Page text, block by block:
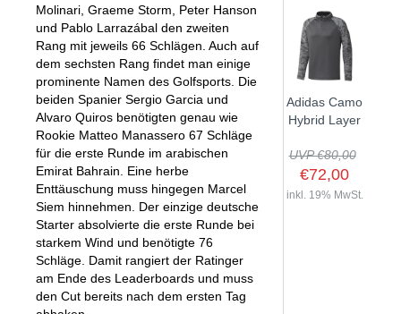
Molinari, Graeme Storm, Peter Hanson
und Pablo Larrazábal den zweiten
Rang mit jeweils 66 Schlägen. Auch auf
dem sechsten Rang findet man einige
prominente Namen des Golfsports. Die
beiden Spanier Sergio Garcia und
Alvaro Quiros benötigten genau wie
Rookie Matteo Manassero 67 Schläge
für die erste Runde im arabischen
Emirat Bahrain. Eine herbe
Enttäuschung muss hingegen Marcel
Siem hinnehmen. Der einzige deutsche
Starter absolvierte die erste Runde bei
starkem Wind und benötigte 76
Schläge. Damit rangiert der Ratinger
am Ende des Leaderboards und muss
den Cut bereits nach dem ersten Tag
Adidas Camo
Hybrid Layer
UVP €80,00
€72,00
inkl. 19% MwSt.